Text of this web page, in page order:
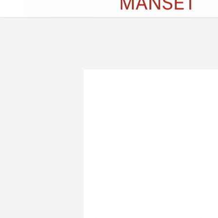
İletişim Çerez Politikası